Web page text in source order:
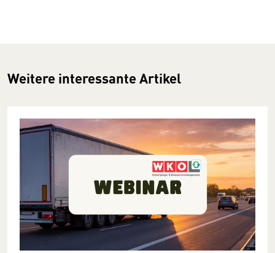
Weitere interessante Artikel